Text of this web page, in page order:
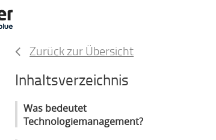
Zurück zur Übersicht
Inhaltsverzeichnis
Was bedeutet
Technologiemanagement?